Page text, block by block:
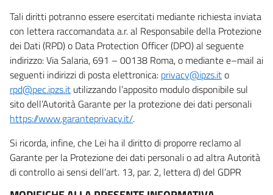
Tali diritti potranno essere esercitati mediante richiesta inviata
con lettera raccomandata a.r. al Responsabile della Protezione
dei Dati (RPD) o Data Protection Officer (DPO) al seguente
indirizzo: Via Salaria, 691 – 00138 Roma, o mediante e–mail ai
seguenti indirizzi di posta elettronica: privacy@ipzs.ito
rpd@pec.ipzs.it utilizzando l’apposito modulo disponibile sul
sito dell’Autorità Garante per la protezione dei dati personali
https://www.garanteprivacy.it/.
Si ricorda, infine, che Lei ha il diritto di proporre reclamo al
Garante per la Protezione dei dati personali o ad altra Autorità
di controllo ai sensi dell’art. 13, par. 2, lettera d) del GDPR